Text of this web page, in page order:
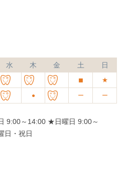
水 木 金 土 日
◼︎
★
● ー ー
9:00～14:00 ★日曜日 9:00～
日・祝日